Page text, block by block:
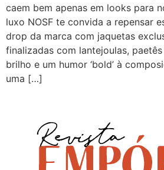
caem bem apenas em looks para
luxo NOSF te convida a repensar
drop da marca com jaquetas
finalizadas com lantejoulas,
brilho e um humor ‘bold’ à
uma […]